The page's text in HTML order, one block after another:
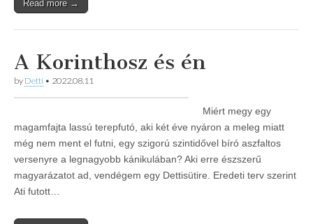
Read more →
A Korinthosz és én
by Detti • 2022.08.11
Miért megy egy
magamfajta lassú terepfutó, aki két éve nyáron a meleg miatt
még nem ment el futni, egy szigorú szintidővel bíró aszfaltos
versenyre a legnagyobb kánikulában? Aki erre észszerű
magyarázatot ad, vendégem egy Dettisütire. Eredeti terv szerint
Ati futott…